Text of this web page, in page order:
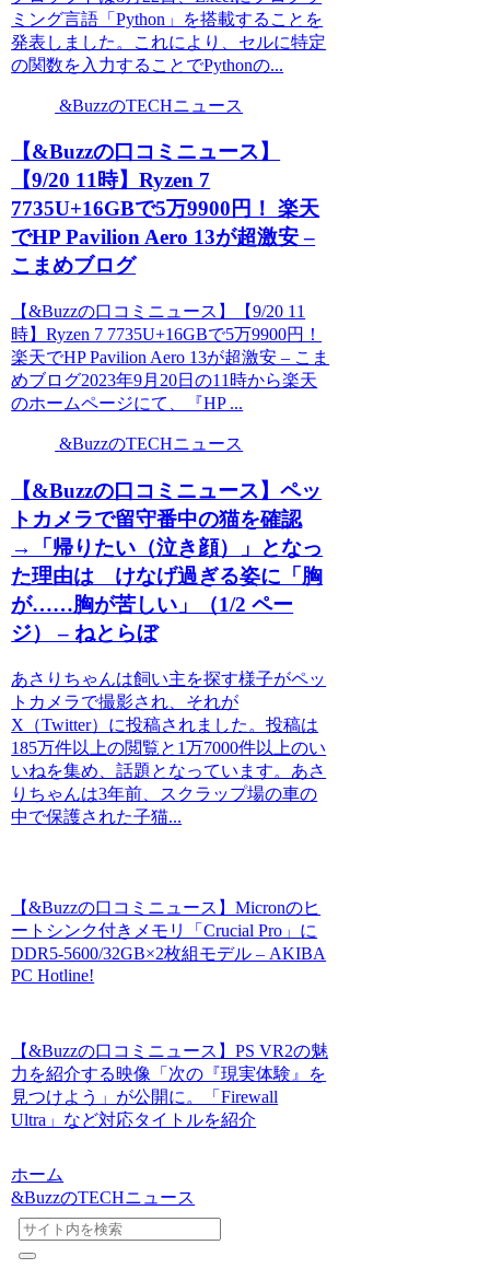
ミング言語「Python」を搭載することを
発表しました。これにより、セルに特定
の関数を入力することでPythonの...
&BuzzのTECHニュース
【&Buzzの口コミニュース】
【9/20 11時】Ryzen 7
7735U+16GBで5万9900円！ 楽天
でHP Pavilion Aero 13が超激安 –
こまめブログ
【&Buzzの口コミニュース】【9/20 11
時】Ryzen 7 7735U+16GBで5万9900円！
楽天でHP Pavilion Aero 13が超激安 – こま
めブログ2023年9月20日の11時から楽天
のホームページにて、『HP ...
&BuzzのTECHニュース
【&Buzzの口コミニュース】ペッ
トカメラで留守番中の猫を確認
→「帰りたい（泣き顔）」となっ
た理由は けなげ過ぎる姿に「胸
が……胸が苦しい」（1/2 ペー
ジ） – ねとらぼ
あさりちゃんは飼い主を探す様子がペッ
トカメラで撮影され、それが
X（Twitter）に投稿されました。投稿は
185万件以上の閲覧と1万7000件以上のい
いねを集め、話題となっています。あさ
りちゃんは3年前、スクラップ場の車の
中で保護された子猫...
【&Buzzの口コミニュース】Micronのヒ
ートシンク付きメモリ「Crucial Pro」に
DDR5-5600/32GB×2枚組モデル – AKIBA
PC Hotline!
【&Buzzの口コミニュース】PS VR2の魅
力を紹介する映像「次の『現実体験』を
見つけよう」が公開に。「Firewall
Ultra」など対応タイトルを紹介
ホーム
&BuzzのTECHニュース